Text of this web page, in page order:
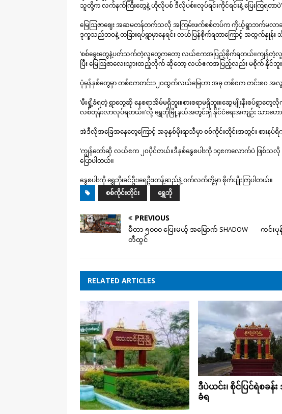
သူတို့က လက်နက်ကြီးတွေနဲ့ ဟိုလိုပစ် ဒီလိုပစ်။လုပ်ရင်းကိုင်ရင်းနဲ့ ပြေးကြရတာပဲ
မြေဩဇာဈေး အဆမတန်တက်သလို အကြမ်းဖက်စစ်တပ်က ကိုယ့်ရွာဘက်မလာခင်
ဒုက္ခသည်ဘဝနဲ့ တခြားရပ်ရွာမှာနေရင်း လယ်ပြန်စိုက်ရတာကြောင့် အထွက်နှုန်း
‘စစ်ခွေးတွေနဲ့ပတ်သက်တဲ့လူတွေကတော့ လယ်ဧကအပြည့်စိုက်ရတယ်။ကျန်တဲ့လူတွေ
ပြီး မြေဩဇာလေးသွားထည့်လိုက် ဆိုတော့ လယ်ဧကအပြည့်လည်း မစိုက် နိုင်ဘူ
ပုံမှန်နှစ်တွေမှာ တစ်ဧကတင်း၁၂၀ထွက်လယ်မြေဟာ အခု တစ်ဧက တင်း၈၀
‘မီးရှို့ခံရတဲ့ ရွာတွေဆို နေစရာအိမ်မရှိဘူး။စားစရာမရှိဘူး။ဆွေမျိုးနီးစပ်
လစ်တုန်းလာလုပ်ရတယ်။’လို့ ရွှေဘိုမြို့နယ်အတွင်းရှိ နိုင်ငံရေးအကျဉ်း သားဟော
အဲဒီလိုအခြေအနေတွေကြောင့် အခုနှစ်မိုးရာသီမှာ စစ်ကိုင်းတိုင်းအတွင်း စားနပ်
‘ကျွန်တော်ဆို လယ်ဧက ၂၀ပိုင်တယ်။ဒီနှစ်နွေစပါးကို ၁၄ဧကလောက်ပဲ ဖြ
ပြောပါတယ်။
နွေစပါးကို ရွှေဘို၊ခင်ဦး၊ရေဦး၊တန့်ဆည်နဲ့ ဝက်လက်တို့မှာ စိုက်ပျိုးကြပါတယ်။
စစ်ကိုင်းတိုင်း
ရွှေဘို
PREVIOUS
မီတာ ၅၀၀၀ ပြေးမယ့် အမြောက် SHADOW
တီထွင်
ကင်းပု
RELATED ARTICLES
ဒီပဲယင်း၊ စိုင်ပြင်ရဲစခ
ခံရ